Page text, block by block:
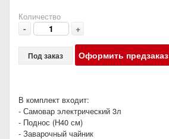
Количество
- +
Под заказ Оформить предзаказ
В комплект входит:
- Самовар электрический 3л
- Поднос (Н40 см)
- Заварочный чайник